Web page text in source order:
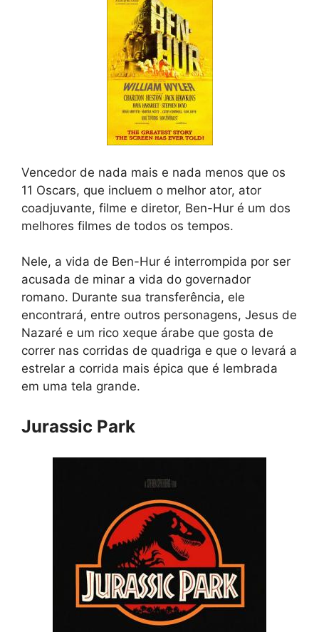
Vencedor de nada mais e nada menos que os
11 Oscars, que incluem o melhor ator, ator
coadjuvante, filme e diretor, Ben-Hur é um dos
melhores filmes de todos os tempos.
Nele, a vida de Ben-Hur é interrompida por ser
acusada de minar a vida do governador
romano. Durante sua transferência, ele
encontrará, entre outros personagens, Jesus de
Nazaré e um rico xeque árabe que gosta de
correr nas corridas de quadriga e que o levará a
estrelar a corrida mais épica que é lembrada
em uma tela grande.
Jurassic Park